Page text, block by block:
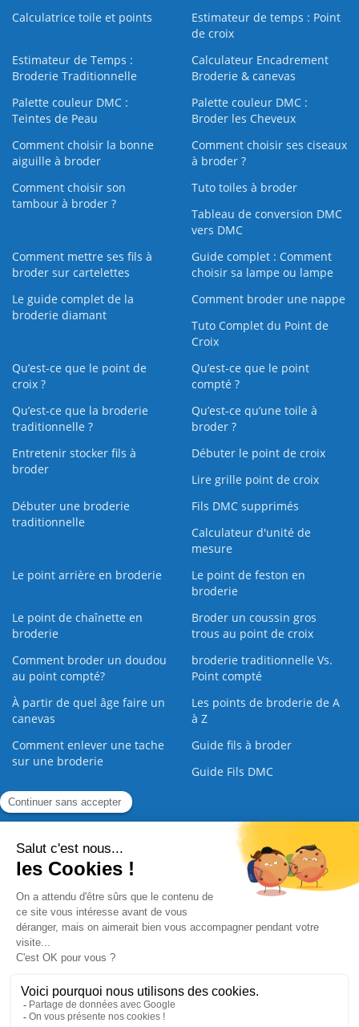
Calculatrice toile et points
Estimateur de temps : Point
de croix
Estimateur de Temps :
Broderie Traditionnelle
Calculateur Encadrement
Broderie & canevas
Palette couleur DMC :
Teintes de Peau
Palette couleur DMC :
Broder les Cheveux
Comment choisir la bonne
aiguille à broder
Comment choisir ses ciseaux
à broder ?
Comment choisir son
tambour à broder ?
Tuto toiles à broder
Tableau de conversion DMC
vers DMC
Comment mettre ses fils à
broder sur cartelettes
Guide complet : Comment
choisir sa lampe ou lampe
Le guide complet de la
broderie diamant
Comment broder une nappe
Tuto Complet du Point de
Croix
Qu’est-ce que le point de
croix ?
Qu’est-ce que le point
compté ?
Qu’est-ce que la broderie
traditionnelle ?
Qu’est‑ce qu’une toile à
broder ?
Entretenir stocker fils à
broder
Débuter le point de croix
Lire grille point de croix
Débuter une broderie
traditionnelle
Fils DMC supprimés
Calculateur d'unité de
mesure
Le point arrière en broderie
Le point de feston en
broderie
Le point de chaînette en
broderie
Broder un coussin gros
trous au point de croix
Comment broder un doudou
au point compté?
broderie traditionnelle Vs.
Point compté
À partir de quel âge faire un
canevas
Les points de broderie de A
à Z
Comment enlever une tache
sur une broderie
Guide fils à broder
Guide Fils DMC
Guide de la Broderie
Nous contacter |
Paiement sécurisé
2008 - 2026 © CreaMagic. ALL Rights Reserved.